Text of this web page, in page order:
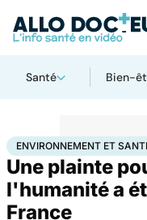
Santé Bien-
AccueilBien-être
ENVIRONNEMENT ET
Une plainte
l'humanité a
France